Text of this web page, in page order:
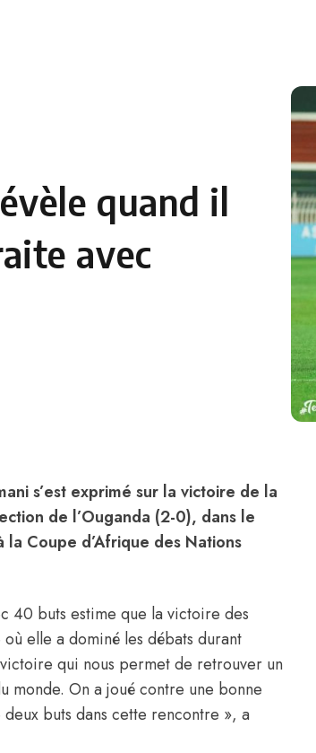
quand il
avec
s’est exprimé sur la victoire de la
de l’Ouganda (2-0), dans le
Coupe d’Afrique des Nations
40 buts estime que la victoire des
elle a dominé les débats durant
qui nous permet de retrouver un
monde. On a joué contre une bonne
buts dans cette rencontre », a